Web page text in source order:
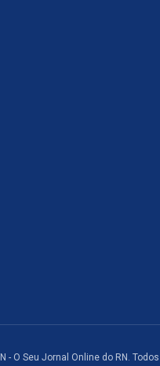
- O Seu Jornal Online do RN.